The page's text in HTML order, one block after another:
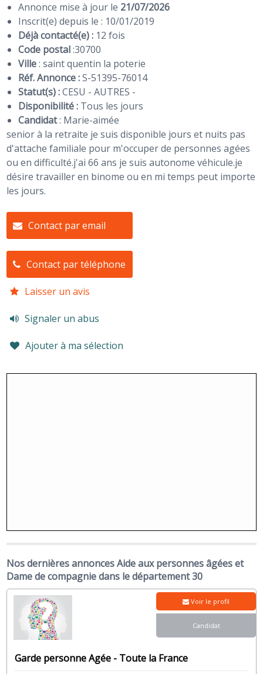
Annonce mise à jour le 21/07/2026
Inscrit(e) depuis le : 10/01/2019
Déjà contacté(e) : 12 fois
Code postal:30700
Ville: saint quentin la poterie
Réf. Annonce :S-51395-76014
Statut(s) :CESU - AUTRES -
Disponibilité : Tous les jours
Candidat: Marie-aimée
senior à la retraite je suis disponible jours et nuits pas
d'attache familiale pour m'occuper de personnes agées
ou en difficulté.j'ai 66 ans je suis autonome véhicule.je
désire travailler en binome ou en mi temps peut importe
les jours.
Contact par email
Contact par téléphone
Laisser un avis
Signaler un abus
Ajouter à ma sélection
Nos dernières annonces Aide aux personnes âgées et
Dame de compagnie dans le département 30
Garde personne Agée - Toute la France
Voir le profil
Candidat